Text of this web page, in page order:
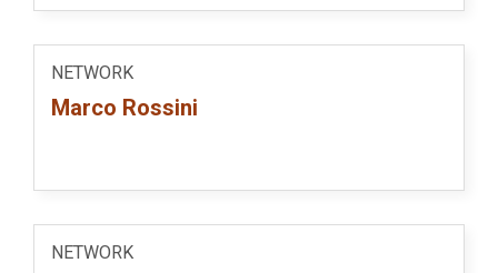
NETWORK
Marco Rossini
NETWORK